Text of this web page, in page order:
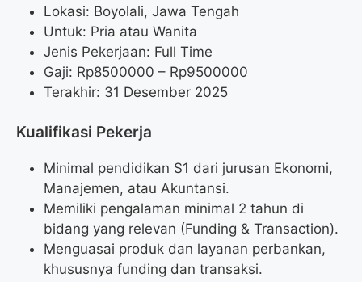
Lokasi: Boyolali, Jawa Tengah
Untuk: Pria atau Wanita
Jenis Pekerjaan: Full Time
Gaji: Rp8500000 – Rp9500000
Terakhir: 31 Desember 2025
Kualifikasi Pekerja
Minimal pendidikan S1 dari jurusan Ekonomi,
Manajemen, atau Akuntansi.
Memiliki pengalaman minimal 2 tahun di
bidang yang relevan (Funding & Transaction).
Menguasai produk dan layanan perbankan,
khususnya funding dan transaksi.